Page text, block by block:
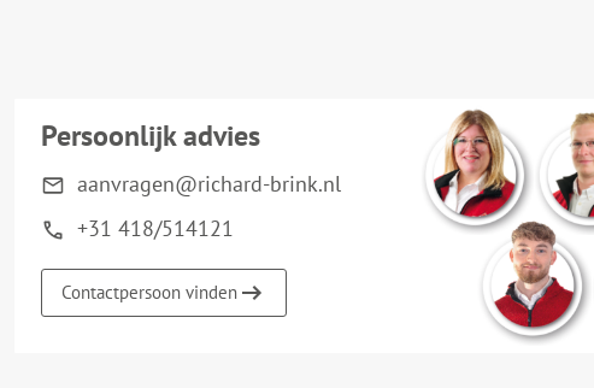
Persoonlijk advies
aanvragen@richard-brink.nl
+31 418/514121
Contactpersoon vinden